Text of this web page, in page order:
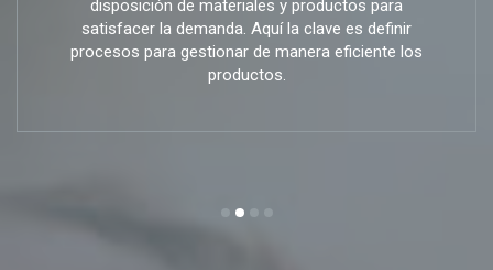
disposición de materiales y productos para
satisfacer la demanda. Aquí la clave es definir
procesos para gestionar de manera eficiente los
productos.